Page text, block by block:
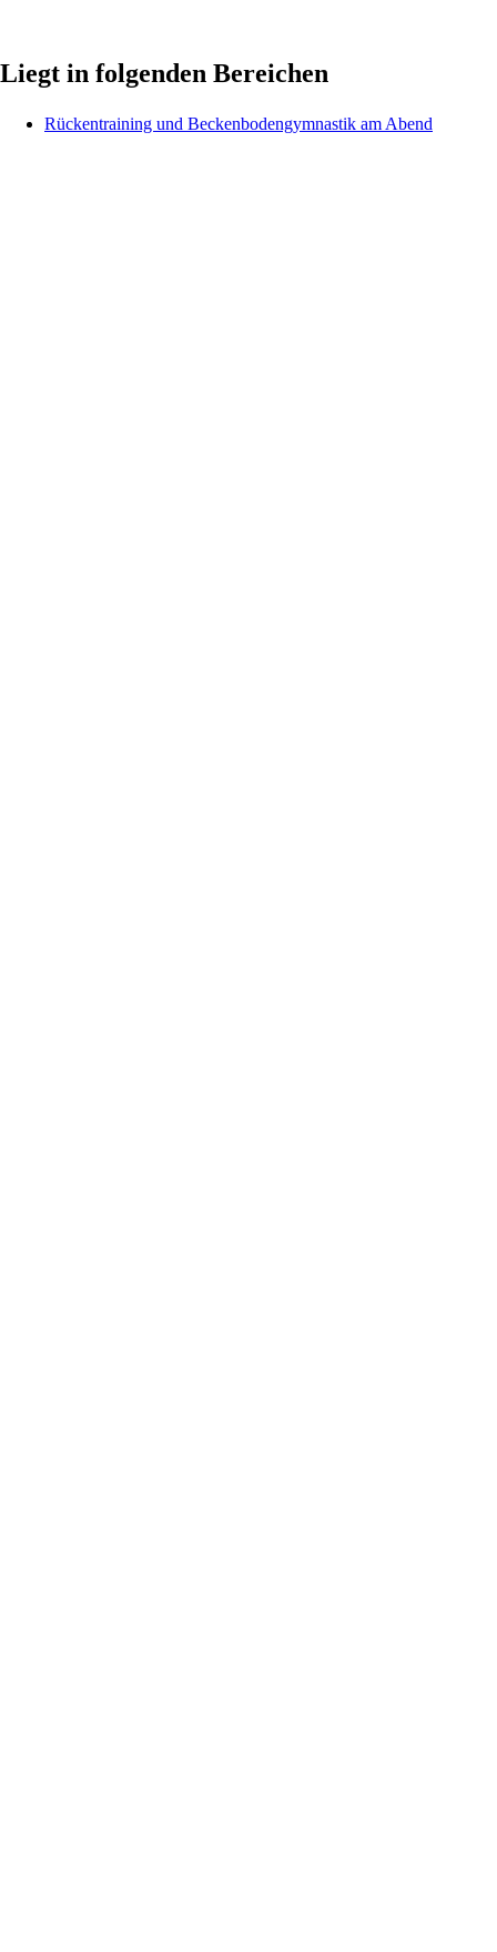
Liegt in folgenden Bereichen
Rückentraining und Beckenbodengymnastik am Abend